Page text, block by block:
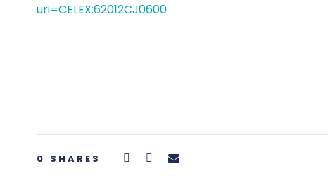
uri=CELEX:62012CJ0600
0 SHARES